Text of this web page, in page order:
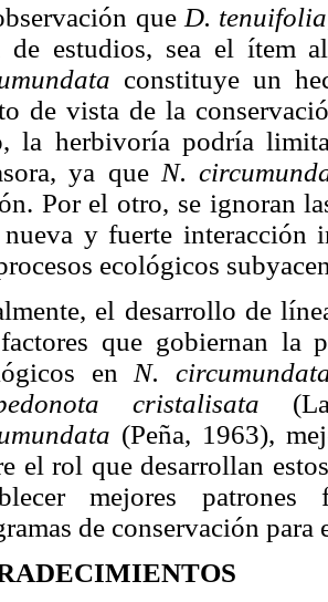
que D. tenuifolia
de estudios, sea el ítem
constituye un
de vista de la
la herbivoría podría
ya que N.
Por el otro, se ignoran
y fuerte interacción
ecológicos
el desarrollo de
que gobiernan la
en N.
cristalisata
(Peña, 1963),
el rol que desarrollan
mejores patrones
de conservación para